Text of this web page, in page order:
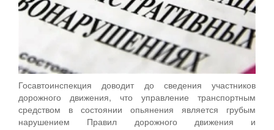
Госавтоинспекция доводит до сведения участников
дорожного движения, что управление транспортным
средством в состоянии опьянения является грубым
нарушением Правил дорожного движения и